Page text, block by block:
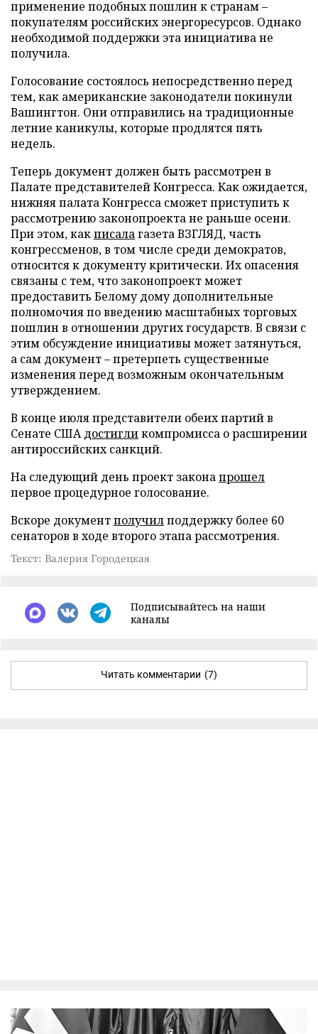
применение подобных пошлин к странам –
покупателям российских энергоресурсов. Однако
необходимой поддержки эта инициатива не
получила.
Голосование состоялось непосредственно перед
тем, как американские законодатели покинули
Вашингтон. Они отправились на традиционные
летние каникулы, которые продлятся пять
недель.
Теперь документ должен быть рассмотрен в
Палате представителей Конгресса. Как ожидается,
нижняя палата Конгресса сможет приступить к
рассмотрению законопроекта не раньше осени.
При этом, какписалагазета ВЗГЛЯД, часть
конгрессменов, в том числе среди демократов,
относится к документу критически. Их опасения
связаны с тем, что законопроект может
предоставить Белому дому дополнительные
полномочия по введению масштабных торговых
пошлин в отношении других государств. В связи с
этим обсуждение инициативы может затянуться,
а сам документ – претерпеть существенные
изменения перед возможным окончательным
утверждением.
В конце июля представители обеих партий в
Сенате СШАдостигликомпромисса о расширении
антироссийских санкций.
На следующий день проект законапрошел
первое процедурное голосование.
Вскоре документполучилподдержку более 60
сенаторов в ходе второго этапа рассмотрения.
Текст: Валерия Городецкая
Подписывайтесь на наши
каналы
Читать комментарии (7)